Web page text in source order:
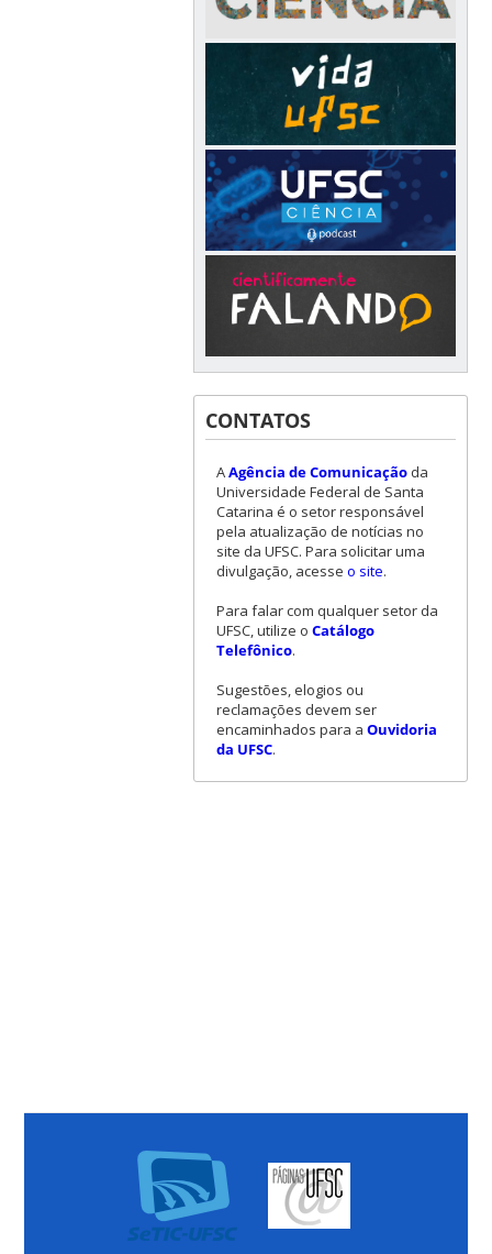
CONTATOS
AAgência de Comunicaçãoda
Universidade Federal de Santa
Catarina é o setor responsável
pela atualização de notícias no
site da UFSC. Para solicitar uma
divulgação, acesse o site.
Para falar com qualquer setor da
UFSC, utilize o Catálogo
Telefônico.
Sugestões, elogios ou
reclamações devem ser
encaminhados para a Ouvidoria
da UFSC.